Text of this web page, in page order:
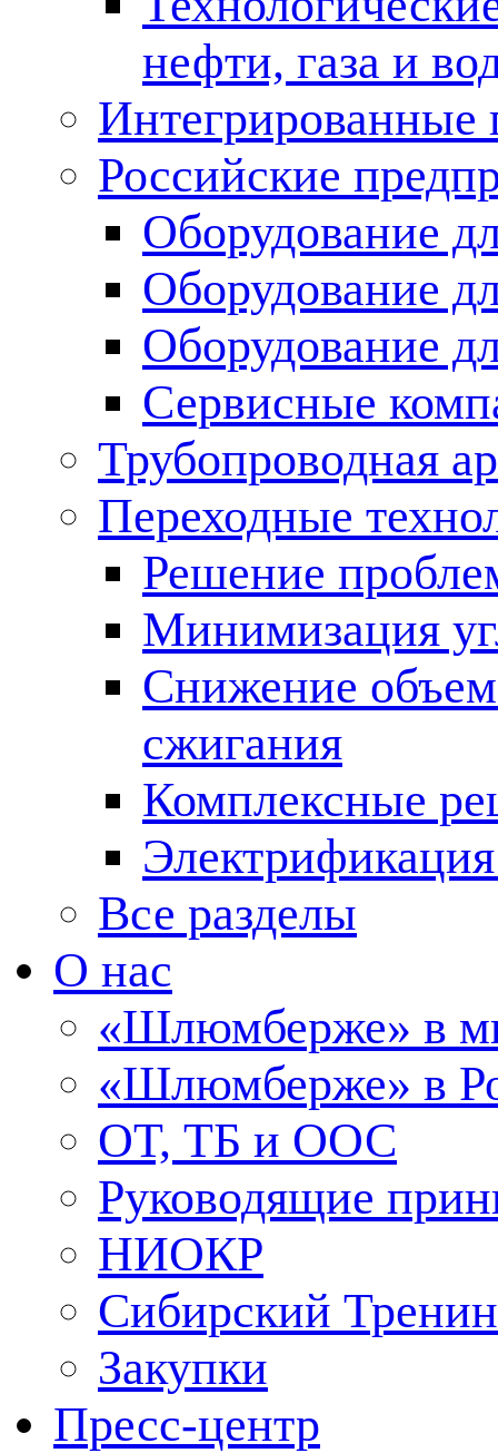
нефти, газа и
Российские
Оборудование
Оборудование
Оборудование
Сервисные
Трубопроводная
Переходные
Решение
Минимизация
Снижение
сжигания
Комплексные
Все разделы
О нас
«Шлюмберже» в
«Шлюмберже» в
ОТ, ТБ и ООС
Руководящие
НИОКР
Сибирский
Закупки
Пресс-центр